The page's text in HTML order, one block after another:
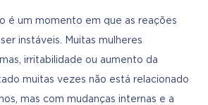
é um momento em que as reações
instáveis. Muitas mulheres
irritabilidade ou aumento da
muitas vezes não está relacionado
mas com mudanças internas e a